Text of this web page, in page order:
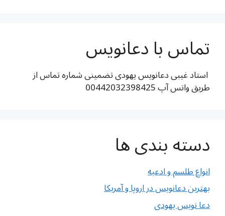
تماس با دعانویس
استاد غیبی دعانویس یهودی تضمینی شماره تماس از
طریق واتس آپ 00442032398425
دسته بندی ها
انواع طلسم و ادعیه
بهترین دعانویس در اروپا و آمریکا
دعا نویس یهودی